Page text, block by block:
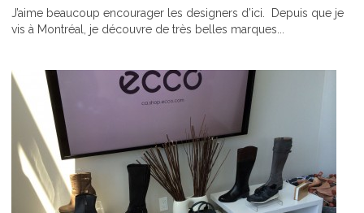
J’aime beaucoup encourager les designers d’ici. Depuis que je
vis à Montréal, je découvre de très belles marques...